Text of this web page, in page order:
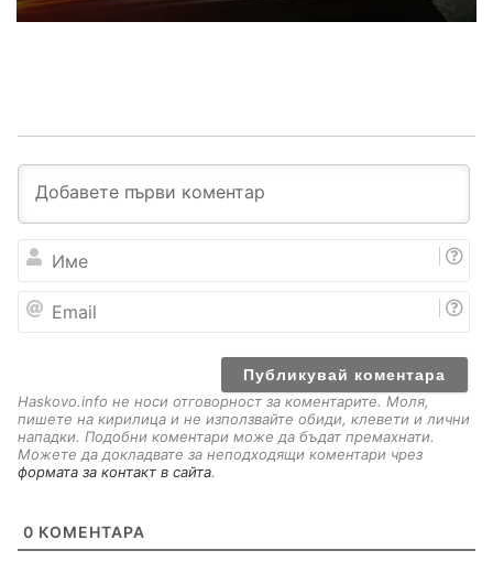
е
a
Haskovo.info не носи отговорност за коментарите. Моля,
пишете на кирилица и не използвайте обиди, клевети и лични
нападки. Подобни коментари може да бъдат премахнати.
Можете да докладвате за неподходящи коментари чрез
формата за контакт в сайта.
0 КОМЕНТАРА